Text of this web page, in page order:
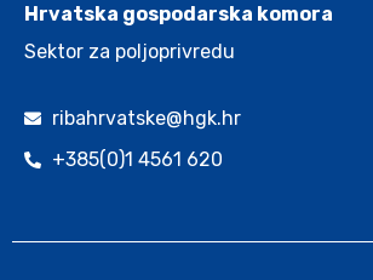
Hrvatska gospodarska komora
Sektor za poljoprivredu
ribahrvatske@hgk.hr
+385(0)1 4561 620